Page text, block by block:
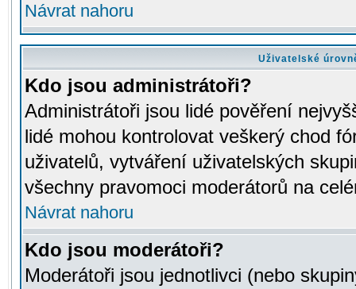
Návrat nahoru
Uživatelské
Kdo jsou administrátoři?
Administrátoři jsou lidé pověření
lidé mohou kontrolovat veškerý chod
uživatelů, vytváření uživatelských
všechny pravomoci moderátorů na
Návrat nahoru
Kdo jsou moderátoři?
Moderátoři jsou jednotlivci (nebo